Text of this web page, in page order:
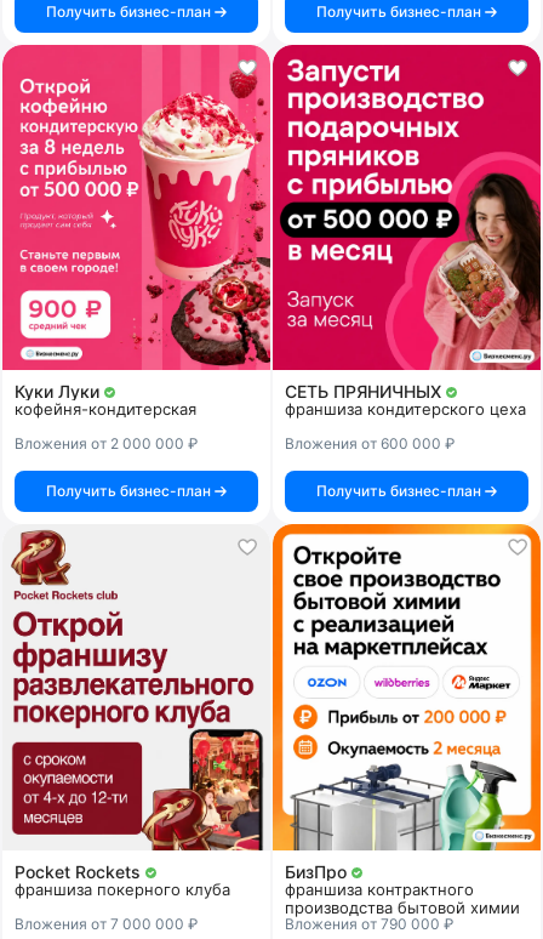
Получить бизнес-план Получить бизнес-план
Куки Луки
кофейня-кондитерская
Вложения от 2 000 000 ₽
Получить бизнес-план
СЕТЬ ПРЯНИЧНЫХ
франшиза кондитерского цеха
Вложения от 600 000 ₽
Получить бизнес-план
Pocket Rockets
франшиза покерного клуба
Вложения от 7 000 000 ₽
БизПро
франшиза контрактного
производства бытовой химии
Вложения от 790 000 ₽